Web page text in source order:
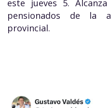
este jueves 5.
pensionados de la
provincial.